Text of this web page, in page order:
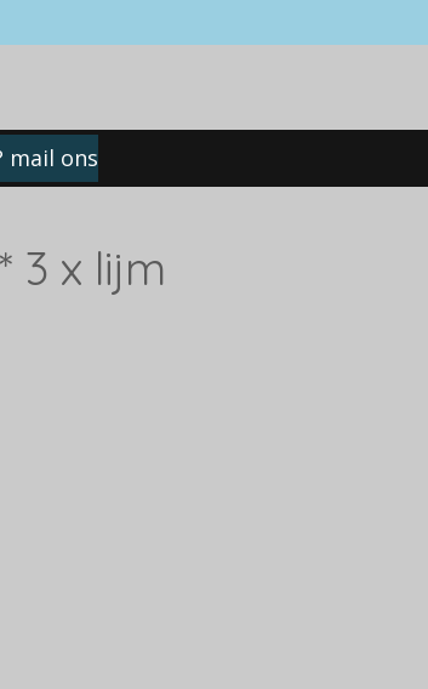
mail ons
3 x lijm